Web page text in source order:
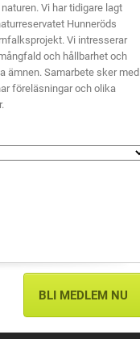
Vi har tidigare lagt
Hunneröds
Vi intresserar
och hållbarhet och
ämnen. Samarbete sker med
föreläsningar och olika
BLI MEDLEM NU